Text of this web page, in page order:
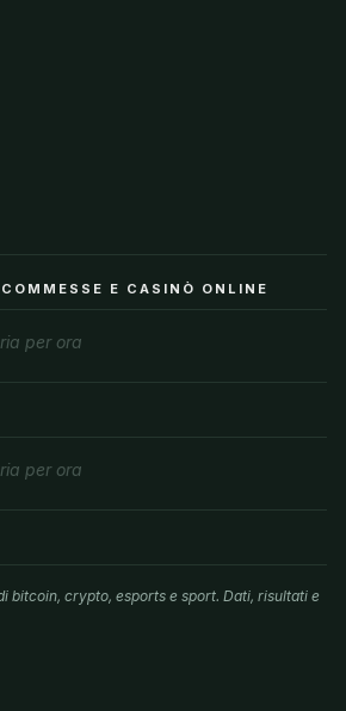
E CASINÒ ONLINE
per ora
per ora
bitcoin, crypto, esports e sport. Dati, risultati e